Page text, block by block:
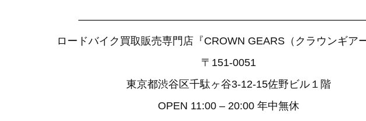
ロードバイク買取販売専門店『CROWN GEARS（クラウンギア
〒151-0051
東京都渋谷区千駄ヶ谷3-12-15佐野ビル１階
OPEN 11:00 – 20:00 年中無休